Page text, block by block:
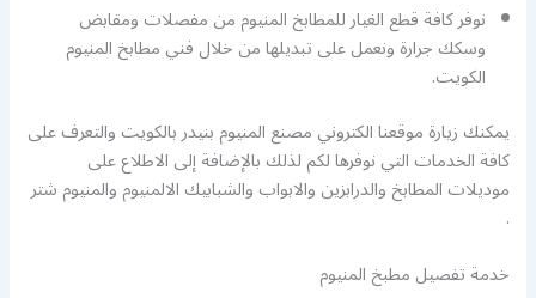
نوفر كافة قطع الغيار للمطابخ المنيوم من مفصلات ومقابض
وسكك جرارة ونعمل على تبديلها من خلال فني مطابخ المنيوم
الكويت.
يمكنك زيارة موقعنا الكتروني مصنع المنيوم بنيدر بالكويت والتعرف على
كافة الخدمات التي نوفرها لكم لذلك بالإضافة إلى الاطلاع على
موديلات المطابخ والدرابزين والابواب والشبابيك الالمنيوم والمنيوم شتر
.
خدمة تفصيل مطبخ المنيوم